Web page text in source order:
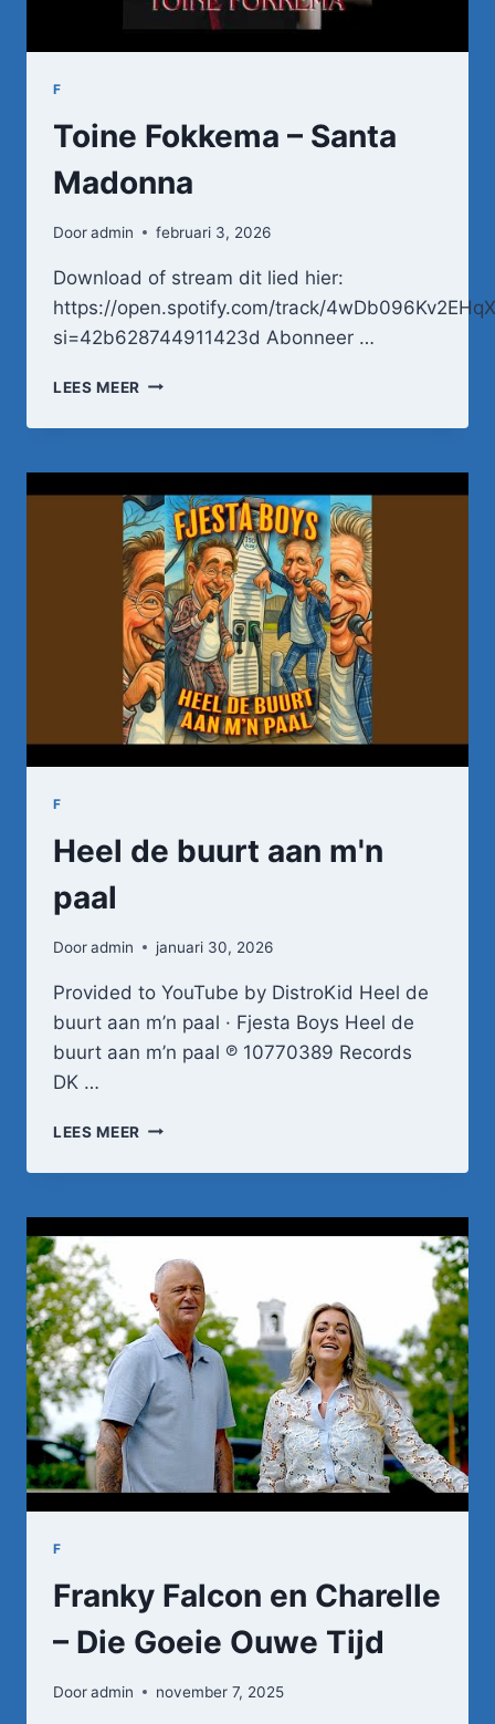
F
Toine Fokkema – Santa
Madonna
Dooradmin februari 3, 2026
Download of stream dit lied hier:
https://open.spotify.com/track/
si=42b628744911423d Abonneer …
LEES MEER TOINE
–
MADONNA
F
Heel de buurt aan m'n
paal
Dooradmin januari 30, 2026
Provided to YouTube by DistroKid Heel de
buurt aan m’n paal · Fjesta Boys Heel de
buurt aan m’n paal ℗ 10770389 Records
DK …
LEES MEER HEEL
BUURT
M'N
PAAL
F
Franky Falcon en Charelle
– Die Goeie Ouwe Tijd
Dooradmin november 7, 2025